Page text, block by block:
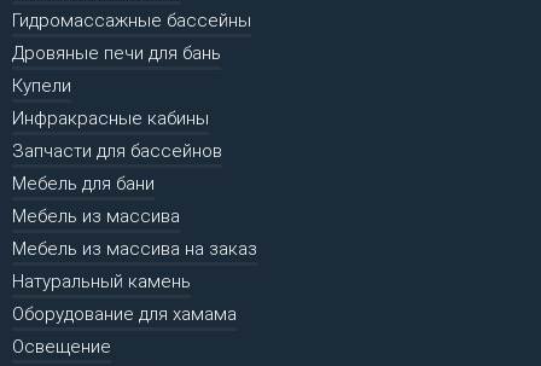
Гидромассажные бассейны
Дровяные печи для бань
Купели
Инфракрасные кабины
Запчасти для бассейнов
Мебель для бани
Мебель из массива
Мебель из массива на заказ
Натуральный камень
Оборудование для хамама
Освещение